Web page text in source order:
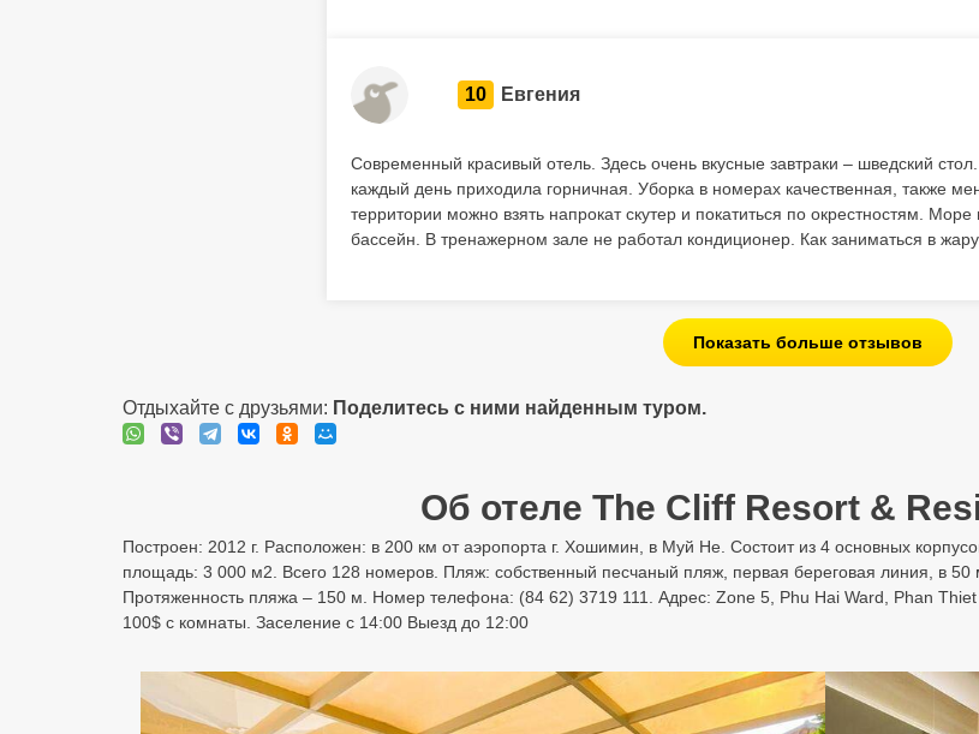
10 Евгения
Современный красивый отель. Здесь очень вкусные завтраки – шведский
каждый день приходила горничная. Уборка в номерах качественная, также
территории можно взять напрокат скутер и покатиться по окрестностям.
бассейн. В тренажерном зале не работал кондиционер. Как заниматься в
Показать больше отзывов
Отдыхайте с друзьями: Поделитесь с ними найденным туром.
Об отеле The Cliff Resort &
Построен: 2012 г. Расположен: в 200 км от аэропорта г. Хошимин, в Муй Не. Состоит из 4 основных
площадь: 3 000 м2. Всего 128 номеров. Пляж: собственный песчаный пляж, первая береговая линия, в 50
Протяженность пляжа – 150 м. Номер телефона: (84 62) 3719 111. Адрес: Zone 5, Phu Hai Ward, Phan Thiet
100$ с комнаты. Заселение с 14:00 Выезд до 12:00